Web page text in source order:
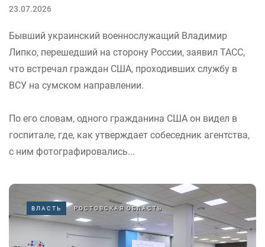
23.07.2026
Бывший украинский военнослужащий Владимир
Липко, перешедший на сторону России, заявил ТАСС,
что встречал граждан США, проходивших службу в
ВСУ на сумском направлении.
По его словам, одного гражданина США он видел в
госпитале, где, как утверждает собеседник агентства,
с ним фотографировались...
ВЛАСТЬ РОСТОВСКАЯ ОБЛАСТЬ